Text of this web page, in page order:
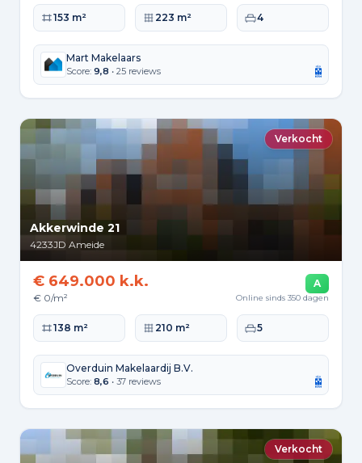
Woonoppervlakte
153 m² Perceeloppervlakte
223 m² Slaapkamers
4
Mart Makelaars
Score: 9,8 • 25 reviews
Verkocht
Akkerwinde 21
4233JD Ameide
€ 649.000 k.k.
€ 0/m²
A
Online sinds 350 dagen
Woonoppervlakte
138 m² Perceeloppervlakte
210 m² Slaapkamers
5
Overduin Makelaardij B.V.
Score: 8,6 • 37 reviews
Verkocht